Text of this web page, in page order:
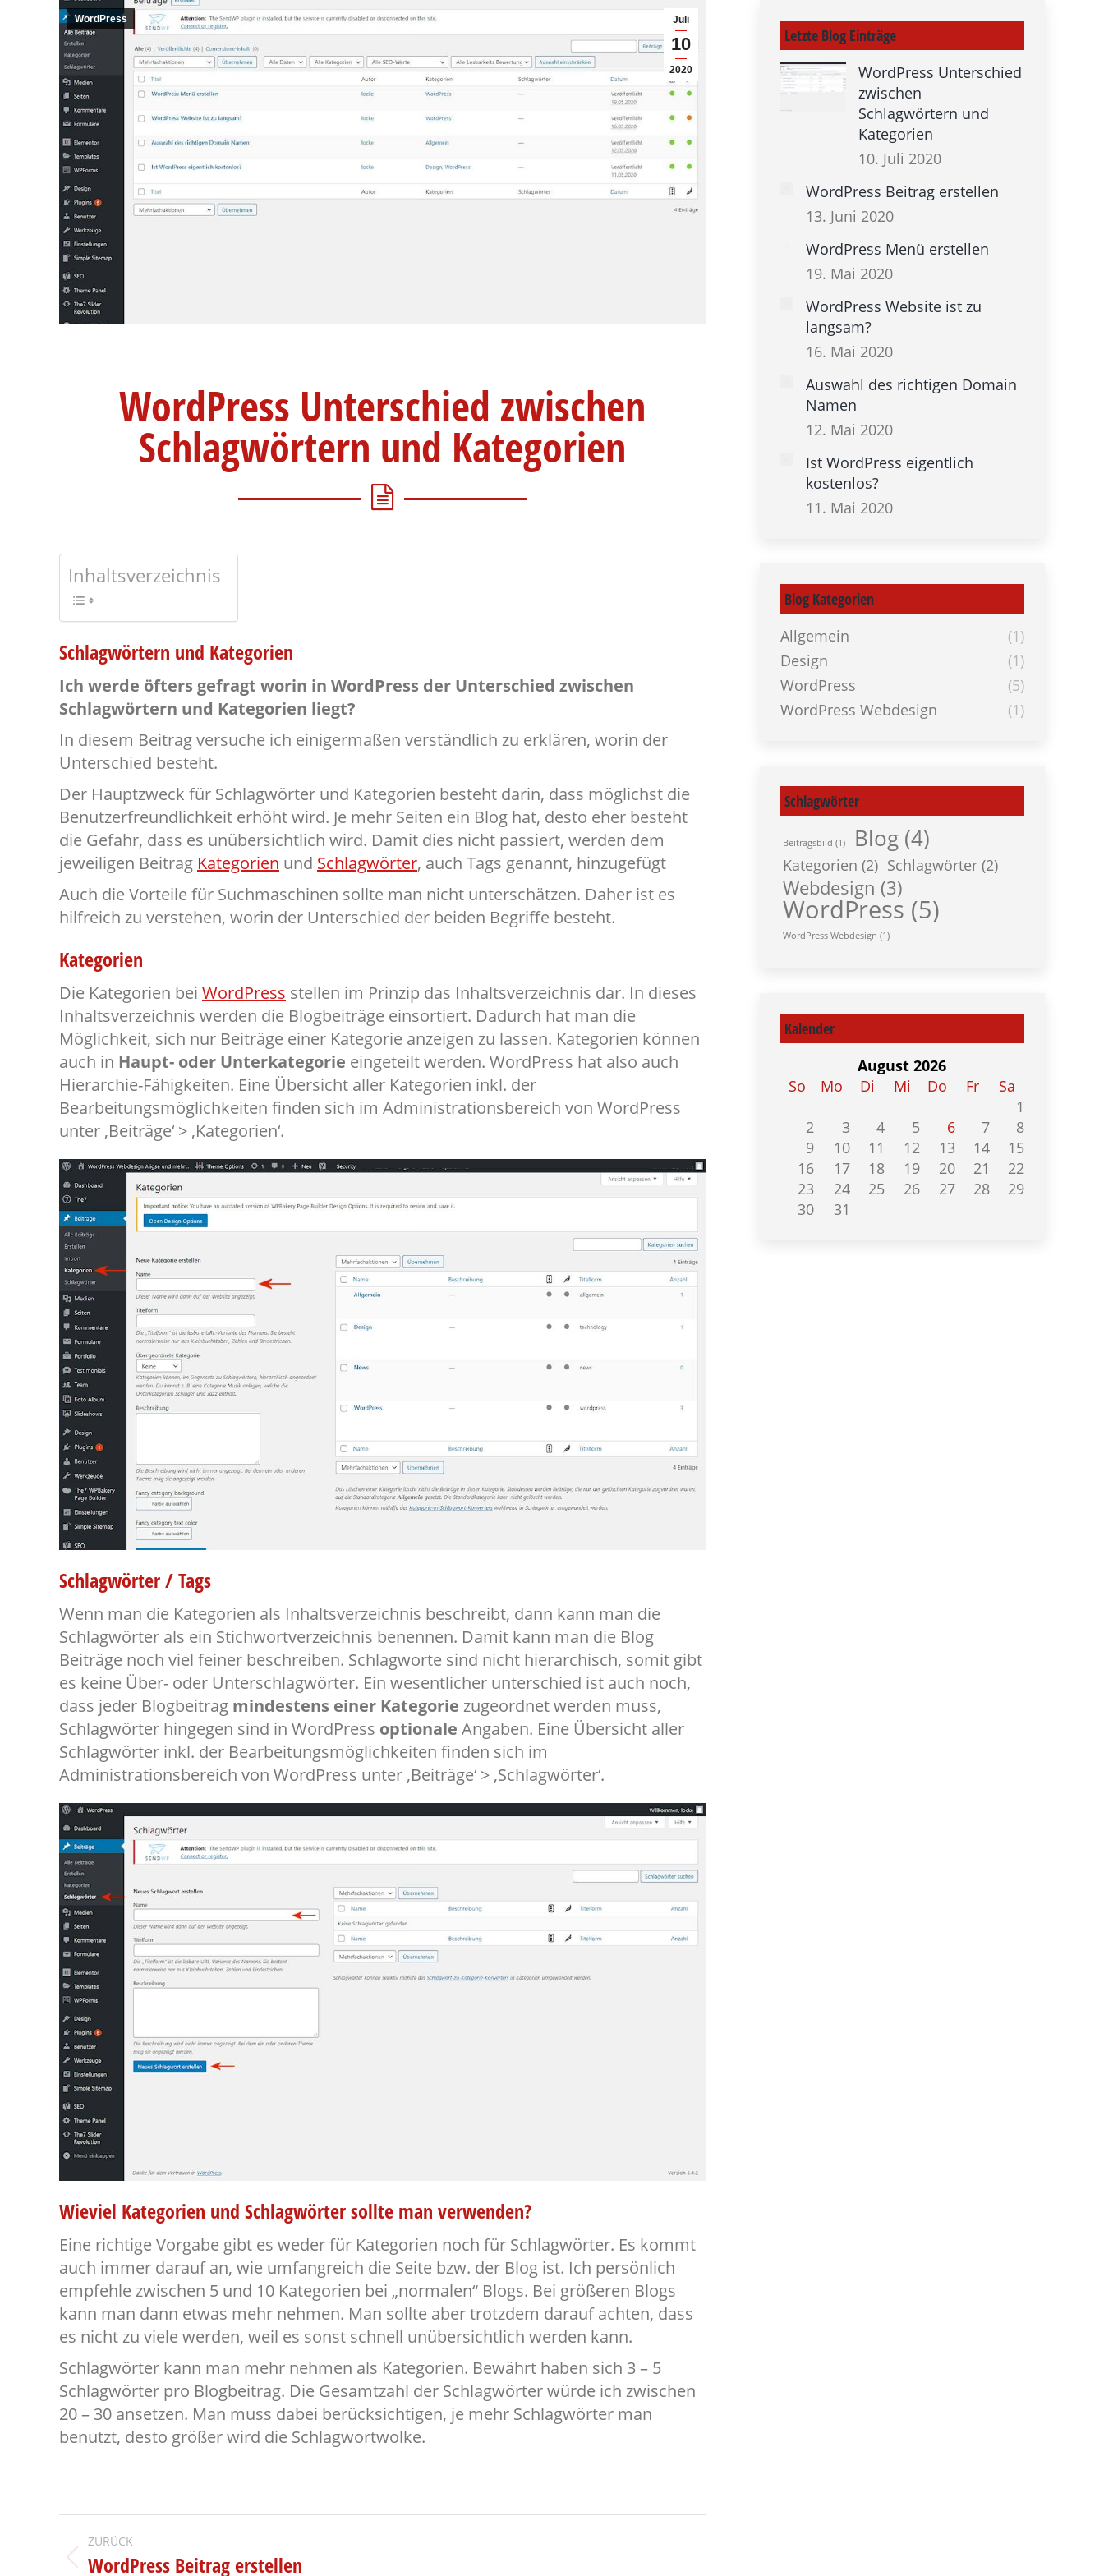
Juli
10
2020
WordPress
WordPress Unterschied zwischen
Schlagwörtern und Kategorien
Inhaltsverzeichnis
Schlagwörtern und Kategorien
Ich werde öfters gefragt worin in WordPress der Unterschied zwischen
Schlagwörtern und Kategorien liegt?
In diesem Beitrag versuche ich einigermaßen verständlich zu erklären, worin der
Unterschied besteht.
Der Hauptzweck für Schlagwörter und Kategorien besteht darin, dass möglichst die
Benutzerfreundlichkeit erhöht wird. Je mehr Seiten ein Blog hat, desto eher besteht
die Gefahr, dass es unübersichtlich wird. Damit dies nicht passiert, werden dem
jeweiligen Beitrag Kategorien und Schlagwörter, auch Tags genannt, hinzugefügt
Auch die Vorteile für Suchmaschinen sollte man nicht unterschätzen. Daher ist es
hilfreich zu verstehen, worin der Unterschied der beiden Begriffe besteht.
Kategorien
Die Kategorien bei WordPress stellen im Prinzip das Inhaltsverzeichnis dar. In dieses
Inhaltsverzeichnis werden die Blogbeiträge einsortiert. Dadurch hat man die
Möglichkeit, sich nur Beiträge einer Kategorie anzeigen zu lassen. Kategorien können
auch in Haupt- oder Unterkategorie eingeteilt werden. WordPress hat also auch
Hierarchie-Fähigkeiten. Eine Übersicht aller Kategorien inkl. der
Bearbeitungsmöglichkeiten finden sich im Administrationsbereich von WordPress
unter ‚Beiträge‘ > ‚Kategorien‘.
Schlagwörter / Tags
Wenn man die Kategorien als Inhaltsverzeichnis beschreibt, dann kann man die
Schlagwörter als ein Stichwortverzeichnis benennen. Damit kann man die Blog
Beiträge noch viel feiner beschreiben. Schlagworte sind nicht hierarchisch, somit gibt
es keine Über- oder Unterschlagwörter. Ein wesentlicher unterschied ist auch noch,
dass jeder Blogbeitrag mindestens einer Kategorie zugeordnet werden muss,
Schlagwörter hingegen sind in WordPress optionale Angaben. Eine Übersicht aller
Schlagwörter inkl. der Bearbeitungsmöglichkeiten finden sich im
Administrationsbereich von WordPress unter ‚Beiträge‘ > ‚Schlagwörter‘.
Wieviel Kategorien und Schlagwörter sollte man verwenden?
Eine richtige Vorgabe gibt es weder für Kategorien noch für Schlagwörter. Es kommt
auch immer darauf an, wie umfangreich die Seite bzw. der Blog ist. Ich persönlich
empfehle zwischen 5 und 10 Kategorien bei „normalen“ Blogs. Bei größeren Blogs
kann man dann etwas mehr nehmen. Man sollte aber trotzdem darauf achten, dass
es nicht zu viele werden, weil es sonst schnell unübersichtlich werden kann.
Schlagwörter kann man mehr nehmen als Kategorien. Bewährt haben sich 3 – 5
Schlagwörter pro Blogbeitrag. Die Gesamtzahl der Schlagwörter würde ich zwischen
20 – 30 ansetzen. Man muss dabei berücksichtigen, je mehr Schlagwörter man
benutzt, desto größer wird die Schlagwortwolke.
Kommentarnavigation
ZURÜCK
Vorheriger
WordPress Beitrag erstellen
Letzte Blog Einträge
WordPress Unterschied
zwischen
Schlagwörtern und
Kategorien
10. Juli 2020
WordPress Beitrag erstellen
13. Juni 2020
WordPress Menü erstellen
19. Mai 2020
WordPress Website ist zu
langsam?
16. Mai 2020
Auswahl des richtigen Domain
Namen
12. Mai 2020
Ist WordPress eigentlich
kostenlos?
11. Mai 2020
Blog Kategorien
Allgemein
(1)
Design
(1)
WordPress
(5)
WordPress Webdesign
(1)
Schlagwörter
Beitragsbild (1) Blog(4)
Kategorien (2) Schlagwörter(2)
Webdesign (3)
WordPress (5)
WordPress Webdesign (1)
Kalender
August 2026
So
Mo Di Mi Do Fr
Sa
1
2
3 4 5 6 7
8
9
10 11 12 13 14
15
16
17 18 19 20 21
22
23
24 25 26 27 28
29
30
31